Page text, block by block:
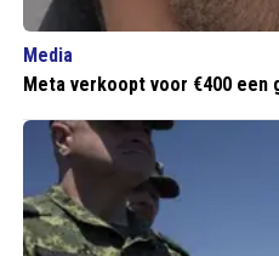
Media
Meta verkoopt voor €400